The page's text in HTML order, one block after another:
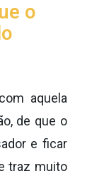
o
aquela
de que o
e ficar
traz muito